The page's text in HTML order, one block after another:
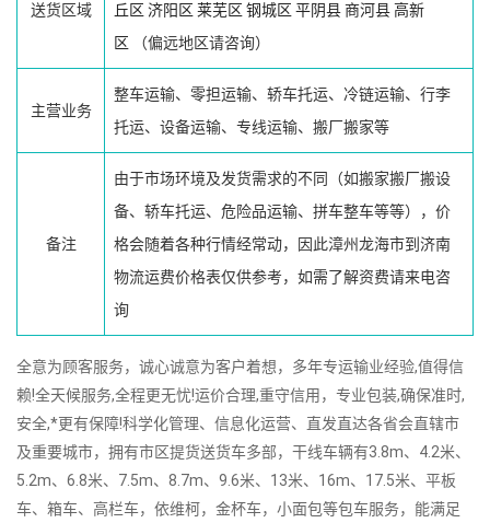
送货区域
丘区 济阳区 莱芜区 钢城区 平阴县商河县高新
区 （偏远地区请咨询）
主营业务
整车运输、零担运输、轿车托运、冷链运输、行李
托运、设备运输、专线运输、搬厂搬家等
备注
由于市场环境及发货需求的不同（如搬家搬厂搬设
备、轿车托运、危险品运输、拼车整车等等），价
格会随着各种行情经常动，因此漳州龙海市到济南
物流运费价格表仅供参考，如需了解资费请来电咨
询
全意为顾客服务，诚心诚意为客户着想，多年专运输业经验,值得信
赖!全天候服务,全程更无忧!运价合理,重守信用，专业包装,确保准时,
安全,*更有保障!科学化管理、信息化运营、直发直达各省会直辖市
及重要城市，拥有市区提货送货车多部，干线车辆有3.8m、4.2米、
5.2m、6.8米、7.5m、8.7m、9.6米、13米、16m、17.5米、平板
车、箱车、高栏车，依维柯，金杯车，小面包等包车服务，能满足